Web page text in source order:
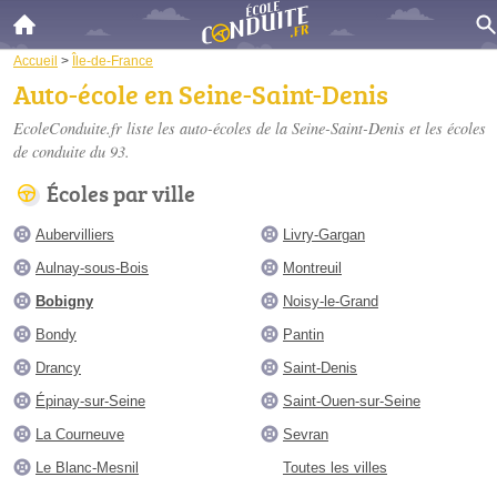
Accueil > Île-de-France
Auto-école en Seine-Saint-Denis
EcoleConduite.fr liste les auto-écoles de la Seine-Saint-Denis et les écoles
de conduite du 93.
Écoles par ville
Aubervilliers
Aulnay-sous-Bois
Bobigny
Bondy
Drancy
Épinay-sur-Seine
La Courneuve
Le Blanc-Mesnil
Livry-Gargan
Montreuil
Noisy-le-Grand
Pantin
Saint-Denis
Saint-Ouen-sur-Seine
Sevran
Toutes les villes